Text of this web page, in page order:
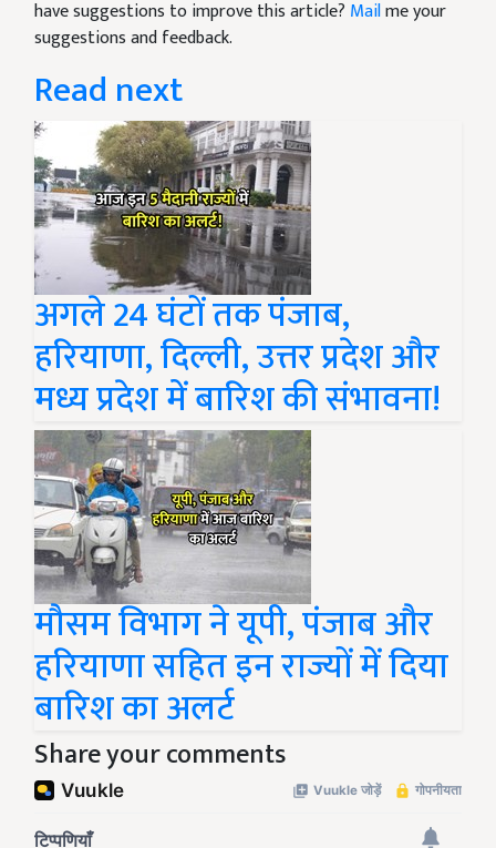
have suggestions to improve this article? Mailme your
suggestions and feedback.
Read next
अगले 24 घंटों तक पंजाब,
हरियाणा, दिल्ली, उत्तर प्रदेश और
मध्य प्रदेश में बारिश की संभावना!
मौसम विभाग ने यूपी, पंजाब और
हरियाणा सहित इन राज्यों में दिया
बारिश का अलर्ट
Share your comments